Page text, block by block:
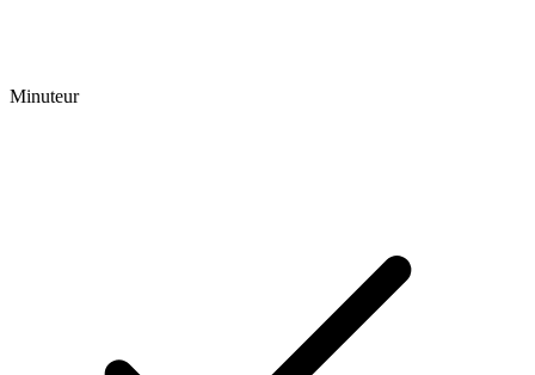
Minuteur